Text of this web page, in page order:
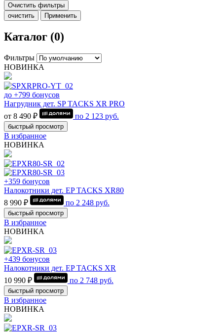
Очистить фильтры
очистить
Применить
Каталог (0)
Фильтры
НОВИНКА
до +799 бонусов
Нагрудник дет. SP TACKS XR PRO
от 8 490 ₽
по 2 123 руб.
быстрый просмотр
В избранное
НОВИНКА
+359 бонусов
Налокотники дет. EP TACKS XR80
8 990 ₽
по 2 248 руб.
быстрый просмотр
В избранное
НОВИНКА
+439 бонусов
Налокотники дет. EP TACKS XR
10 990 ₽
по 2 748 руб.
быстрый просмотр
В избранное
НОВИНКА